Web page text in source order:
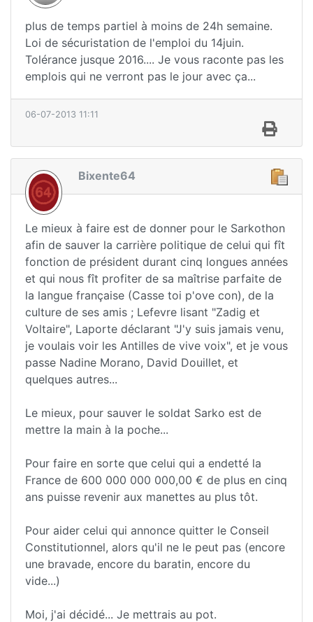
plus de temps partiel à moins de 24h semaine.
Loi de sécuristation de l'emploi du 14juin.
Tolérance jusque 2016.... Je vous raconte pas les
emplois qui ne verront pas le jour avec ça...
06-07-2013 11:11
Bixente64
Le mieux à faire est de donner pour le Sarkothon
afin de sauver la carrière politique de celui qui fît
fonction de président durant cinq longues années
et qui nous fît profiter de sa maîtrise parfaite de
la langue française (Casse toi p'ove con), de la
culture de ses amis ; Lefevre lisant "Zadig et
Voltaire", Laporte déclarant "J'y suis jamais venu,
je voulais voir les Antilles de vive voix", et je vous
passe Nadine Morano, David Douillet, et
quelques autres...
Le mieux, pour sauver le soldat Sarko est de
mettre la main à la poche...
Pour faire en sorte que celui qui a endetté la
France de 600 000 000 000,00 € de plus en cinq
ans puisse revenir aux manettes au plus tôt.
Pour aider celui qui annonce quitter le Conseil
Constitutionnel, alors qu'il ne le peut pas (encore
une bravade, encore du baratin, encore du
vide...)
Moi, j'ai décidé... Je mettrais au pot.